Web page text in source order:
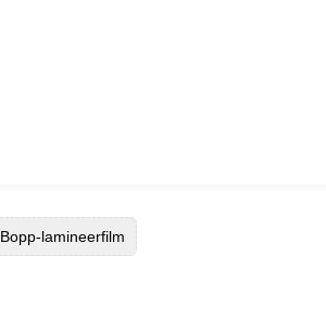
Bopp-lamineerfilm